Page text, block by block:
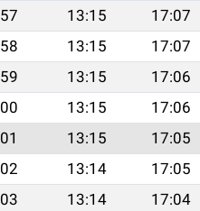
13:15 17:07
13:15 17:07
13:15 17:06
13:15 17:06
13:15 17:05
13:14 17:05
13:14 17:04